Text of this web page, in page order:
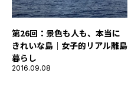
第26回：景色も人も、本当に
きれいな島｜女子的リアル離島
暮らし
2016.09.08